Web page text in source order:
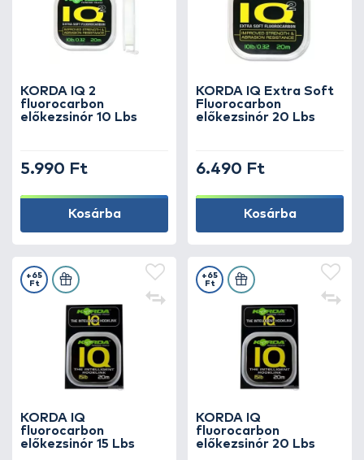
KORDA IQ 2
fluorocarbon
előkezsinór 10 Lbs
5.990 Ft
Kosárba
KORDA IQ Extra Soft
Fluorocarbon
előkezsinór 20 Lbs
6.490 Ft
Kosárba
KORDA IQ
fluorocarbon
előkezsinór 15 Lbs
+65
Ft
KORDA IQ
fluorocarbon
előkezsinór 20 Lbs
+65
Ft